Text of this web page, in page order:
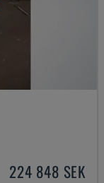
224 848 SEK